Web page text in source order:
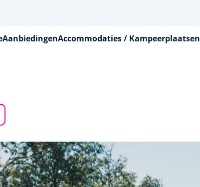
AanbiedingenAccommodaties / Kampeerplaatsen